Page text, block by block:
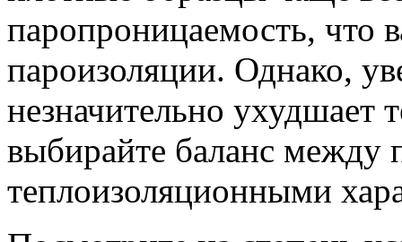
паропроницаемость, что
пароизоляции. Однако,
незначительно ухудшает
выбирайте баланс между
теплоизоляционными